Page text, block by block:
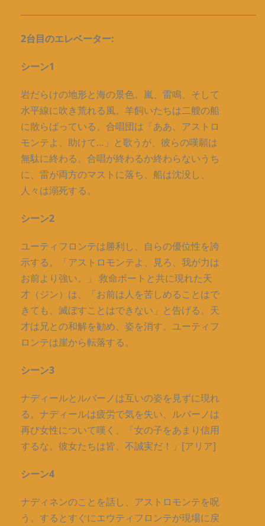
2台目のエレベーター:
シーン1
岩だらけの地形と海の景色。嵐、雷鳴、そして
水平線に吹き荒れる風。羊飼いたちは二艘の船
に散らばっている。合唱団は「ああ、アストロ
モンテよ、助けて…」と歌うが、彼らの嘆願は
無駄に終わる。合唱が終わるか終わらないうち
に、雷が両方のマストに落ち、船は沈没し、
人々は溺死する。
シーン2
ユーティフロンテは勝利し、自らの優位性を誇
示する。「アストロモンテよ、見ろ、我が力は
お前より強い。」 救命ボートと共に現れた天
才（ジン）は、「お前は人を苦しめることはで
きても、滅ぼすことはできない」と告げる。天
才は兄との和解を勧め、姿を消す。ユーティフ
ロンテは崖から転落する。
シーン3
ナディールとルバーノは互いの姿を見ずに現れ
る。ナディールは疲労で気を失い、ルバーノは
再び女性について嘆く。「女の子をあまり信用
するな。彼女たちは皆、不誠実だ！」[アリア]
シーン4
ナディネンのことを話し、アストロモンテを呪
う。するとすぐにエウティフロンテが現場に戻